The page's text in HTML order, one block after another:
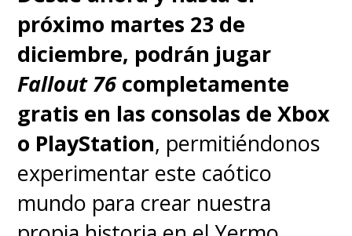
licencia de ese título en
concreto.
Esa ley AB 2426 es clara: las
tiendas online tienen
prohibido usar las palabras
"comprar", "adquirir"o
cualquier otro término que
próximo martes 23 de
diciembre, podrán jugar
Fallout 76 completamente
gratis en las consolas de Xbox
o PlayStation, permitiéndonos
experimentar este caótico
mundo para crear nuestra